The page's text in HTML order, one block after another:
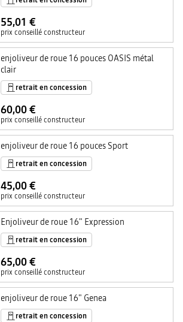
55,01 €
prix conseillé constructeur
enjoliveur de roue 16 pouces OASIS métal
clair
retrait en concession
60,00 €
prix conseillé constructeur
enjoliveur de roue 16 pouces Sport
retrait en concession
45,00 €
prix conseillé constructeur
Enjoliveur de roue 16" Expression
retrait en concession
65,00 €
prix conseillé constructeur
enjoliveur de roue 16" Genea
retrait en concession